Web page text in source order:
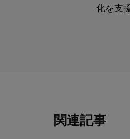
化を支
関連記事